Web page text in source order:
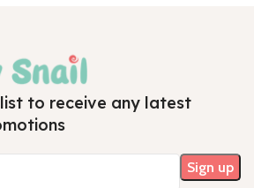
to receive any latest